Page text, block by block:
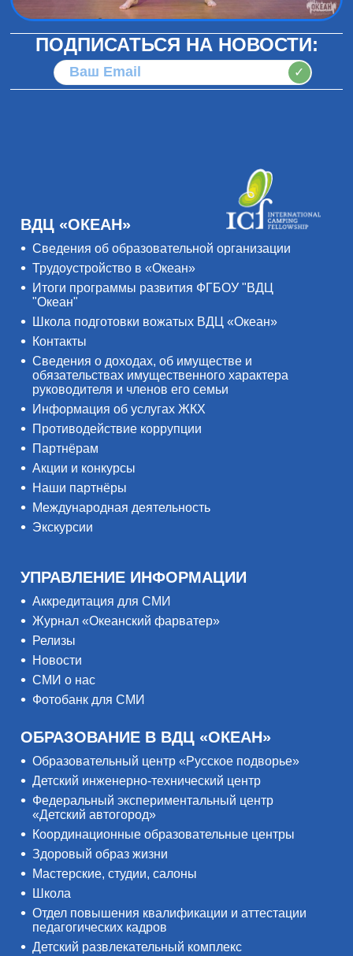
ПОДПИСАТЬСЯ НА НОВОСТИ:
✓
ВДЦ «ОКЕАН»
Сведения об образовательной организации
Трудоустройство в «Океан»
Итоги программы развития ФГБОУ "ВДЦ
"Океан"
Школа подготовки вожатых ВДЦ «Океан»
Контакты
Сведения о доходах, об имуществе и
обязательствах имущественного характера
руководителя и членов его семьи
Информация об услугах ЖКХ
Противодействие коррупции
Партнёрам
Акции и конкурсы
Наши партнёры
Международная деятельность
Экскурсии
УПРАВЛЕНИЕ ИНФОРМАЦИИ
Аккредитация для СМИ
Журнал «Океанский фарватер»
Релизы
Новости
СМИ о нас
Фотобанк для СМИ
ОБРАЗОВАНИЕ В ВДЦ «ОКЕАН»
Образовательный центр «Русское подворье»
Детский инженерно-технический центр
Федеральный экспериментальный центр
«Детский автогород»
Координационные образовательные центры
Здоровый образ жизни
Мастерские, студии, салоны
Школа
Отдел повышения квалификации и аттестации
педагогических кадров
Детский развлекательный комплекс